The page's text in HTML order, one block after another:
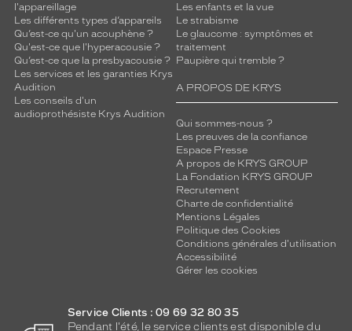
l'appareillage
Les différents types d’appareils
Qu’est-ce qu'un acouphène ?
Qu'est-ce que l'hyperacousie ?
Qu’est-ce que la presbyacousie ?
Les services et les garanties Krys
Audition
Les conseils d'un
audioprothésiste Krys Audition
Les enfants et la vue
Le strabisme
Le glaucome : symptômes et
traitement
Paupière qui tremble ?
A PROPOS DE KRYS
Qui sommes-nous ?
Les preuves de la confiance
Espace Presse
A propos de KRYS GROUP
La Fondation KRYS GROUP
Recrutement
Charte de confidentialité
Mentions Légales
Politique des Cookies
Conditions générales d'utilisation
Accessibilité
Gérer les cookies
Service Clients : 09 69 32 80 35
Pendant l'été, le service clients est disponible du